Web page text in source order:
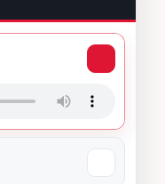
celebró su
Nacional
a Colombia para